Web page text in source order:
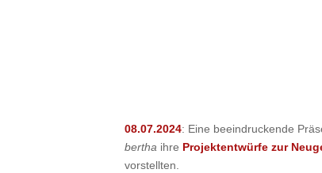
08.07.2024: Eine beeindruckende
bertha ihre Projektentwürfe zur
vorstellten.